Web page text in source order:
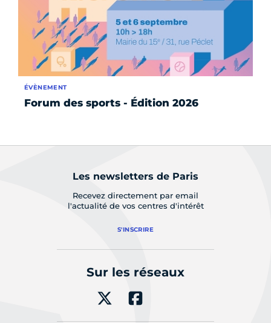
Forum des sports - Édition 2026
ÉVÈNEMENT
Les newsletters de Paris
Recevez directement par email
l'actualité de vos centres d'intérêt
S'INSCRIRE
Sur les réseaux